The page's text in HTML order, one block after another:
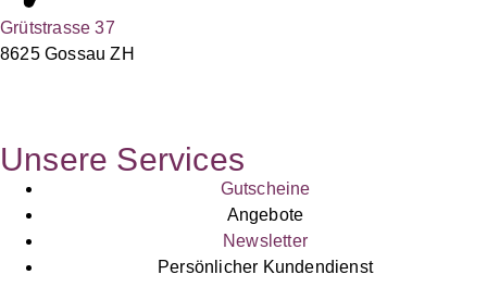
Grütstrasse 37
8625 Gossau ZH
Unsere Services
Gutscheine
Angebote
Newsletter
Persönlicher Kundendienst